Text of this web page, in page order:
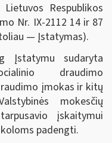
Respublikos
Nr. IX-2112 14 ir 87
— Įstatymas).
Įstatymu sudaryta
draudimo
įmokas ir kitų
mokesčių
įskaitymui
padengti.